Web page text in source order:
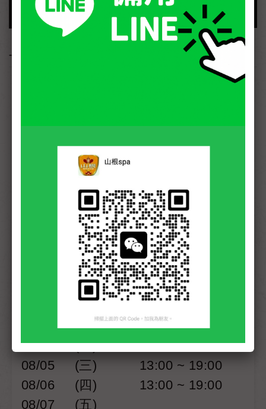
- 詳細介紹 -
星期
WD
開始預約 - 最晚預約
Start - latest time
(四)
13:00 ~ 19:00
(六)
(一)
08/04
(二)
08/05
(三)
13:00 ~ 19:00
08/06
(四)
13:00 ~ 19:00
08/07
(五)